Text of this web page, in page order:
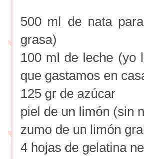
500 ml de nata
grasa)
100 ml de leche (yo
que gastamos en
125 gr de azúcar
piel de un limón (sin
zumo de un limón
4 hojas de gelatina